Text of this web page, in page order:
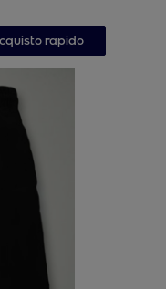
rapido